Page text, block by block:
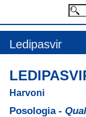
Ledipasvir
Harvoni
Posologia -